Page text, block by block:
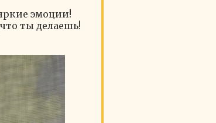
эмоции!
ты делаешь!